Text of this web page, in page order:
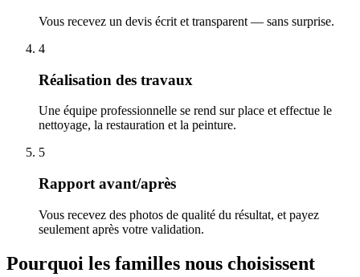
Vous recevez un devis écrit et transparent — sans surprise.
4
Réalisation des travaux
Une équipe professionnelle se rend sur place et effectue le
nettoyage, la restauration et la peinture.
5
Rapport avant/après
Vous recevez des photos de qualité du résultat, et payez
seulement après votre validation.
Pourquoi les familles nous choisissent